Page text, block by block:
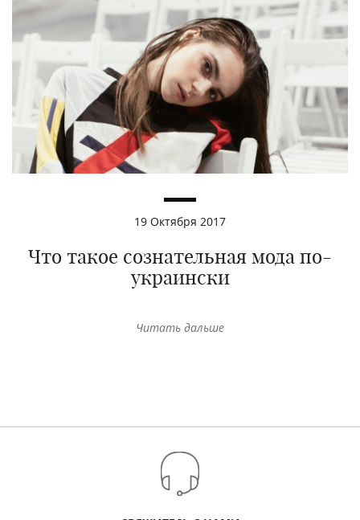
19 Октября 2017
Что такое сознательная мода по-
украински
Читать дальше